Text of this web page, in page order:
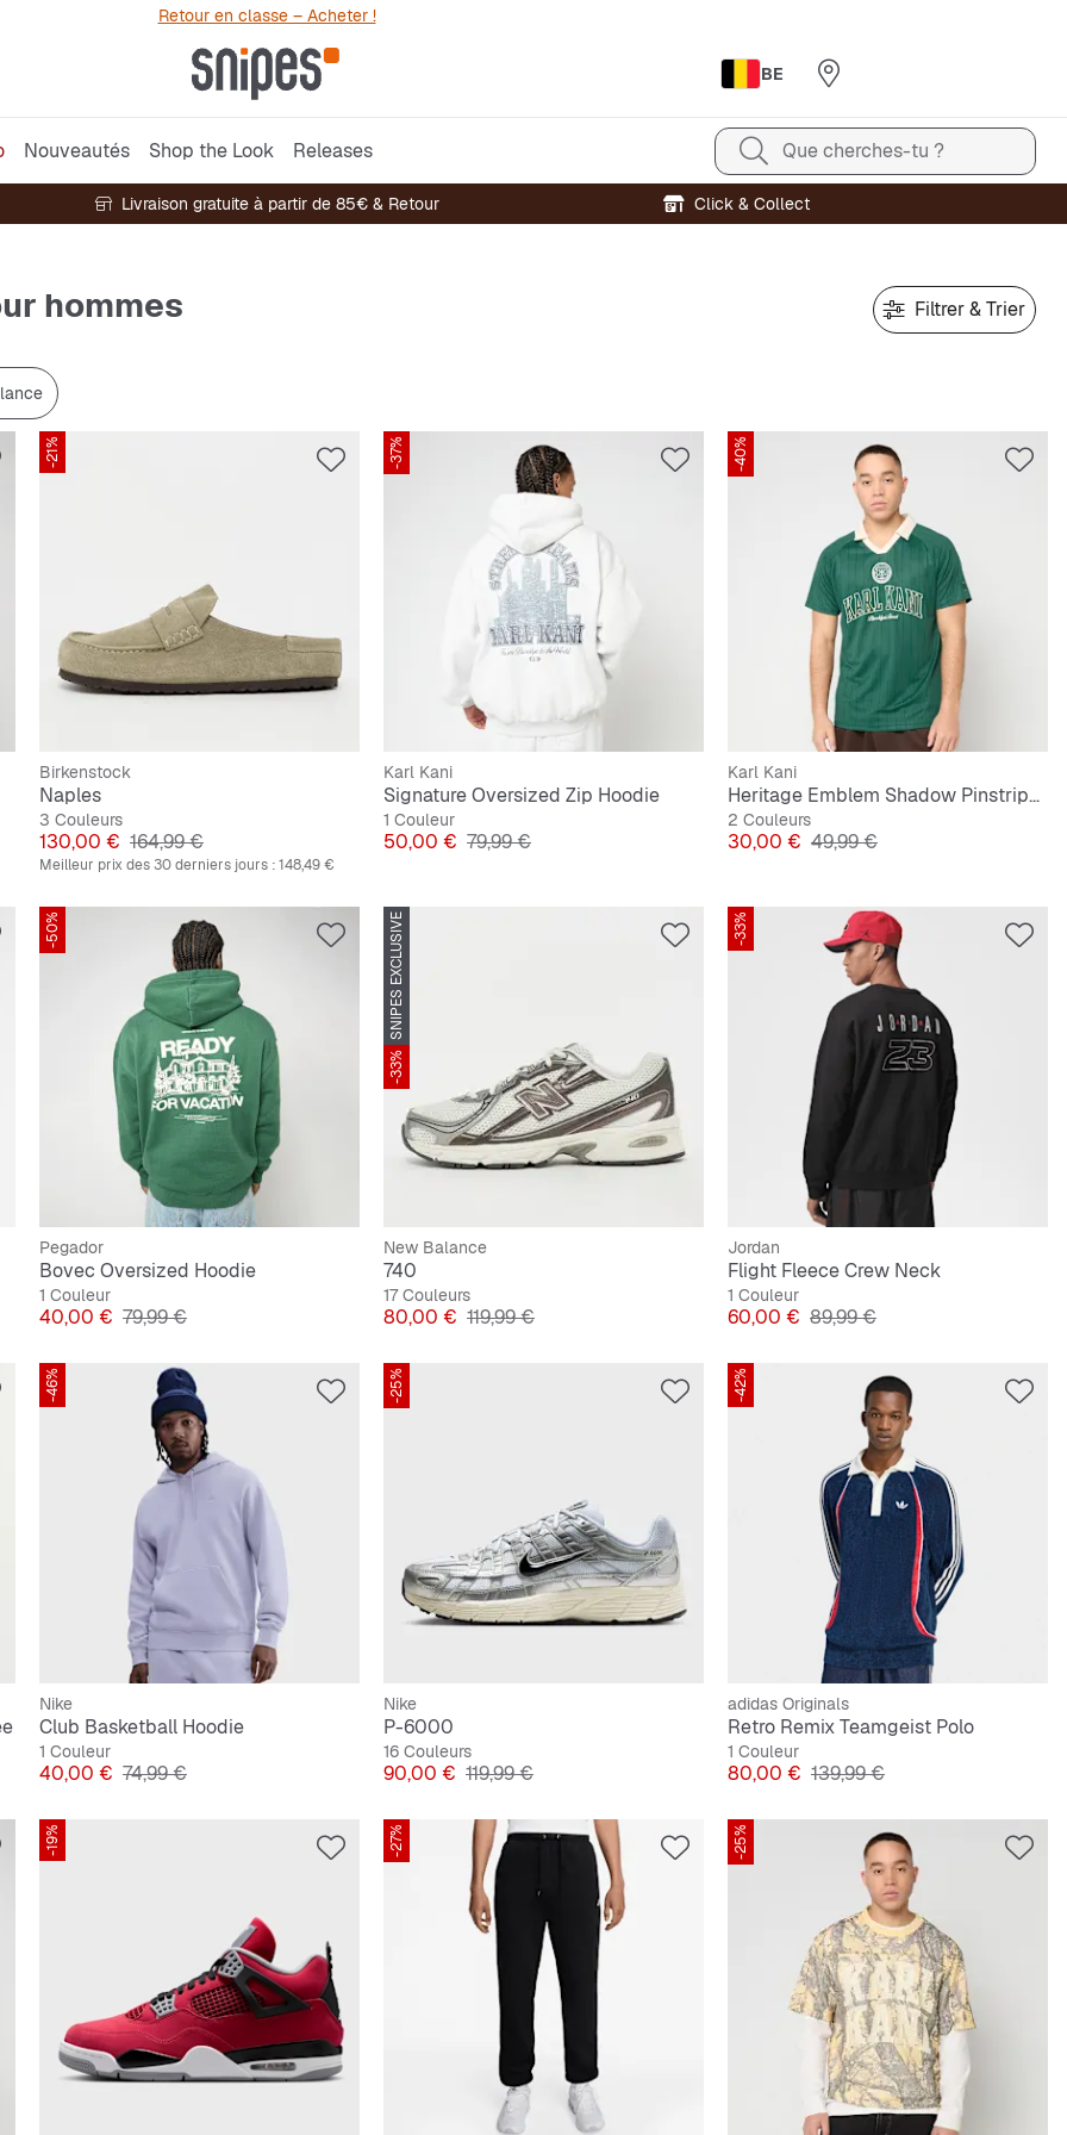
Retour en classe – Acheter !
BE
Nouveautés Shop the Look Releases Que cherches-tu ?
Livraison gratuite à partir de 85€ & Retour Click & Collect
hommes Filtrer & Trier
-21%
Birkenstock
Naples
3 Couleurs
Prix
130,00 € Prix original
164,99 €
Meilleur prix des 30 derniers jours :148,49 €
-37%
Karl Kani
Signature Oversized Zip Hoodie
1 Couleur
Prix
50,00 € Prix original
79,99 €
-40%
Karl Kani
Heritage Emblem Shadow Pinstripe Soccer Jersey
2 Couleurs
Prix
30,00 € Prix original
49,99 €
-50%
Pegador
Bovec Oversized Hoodie
1 Couleur
Prix
40,00 € Prix original
79,99 €
SNIPES EXCLUSIVE
-33%
New Balance
740
17 Couleurs
Prix
80,00 € Prix original
119,99 €
-33%
Jordan
Flight Fleece Crew Neck
1 Couleur
Prix
60,00 € Prix original
89,99 €
-46%
Nike
Club Basketball Hoodie
1 Couleur
Prix
40,00 € Prix original
74,99 €
-25%
Nike
P-6000
16 Couleurs
Prix
90,00 € Prix original
119,99 €
-42%
adidas Originals
Retro Remix Teamgeist Polo
1 Couleur
Prix
80,00 € Prix original
139,99 €
-19% -27% -25%